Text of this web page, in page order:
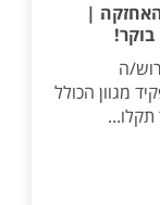
|
ה
מגוון הכולל